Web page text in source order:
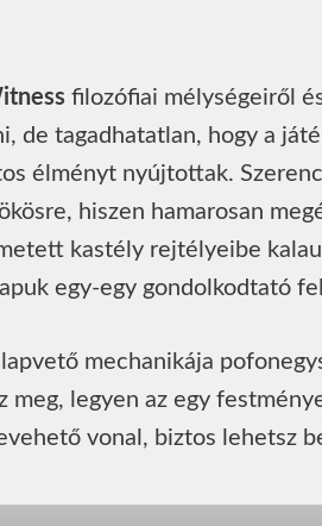
filozófiai mélységeiről
de tagadhatatlan, hogy a
élményt nyújtottak.
hiszen hamarosan
kastély rejtélyeibe
egy-egy gondolkodtató
mechanikája
meg, legyen az egy
vonal, biztos lehetsz